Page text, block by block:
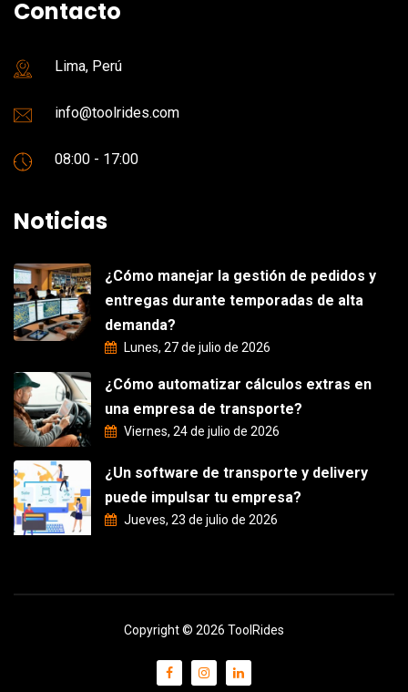
Contacto
Lima, Perú
info@toolrides.com
08:00 - 17:00
Noticias
¿Cómo manejar la gestión de pedidos y
entregas durante temporadas de alta
demanda?
Lunes, 27 de julio de 2026
¿Cómo automatizar cálculos extras en
una empresa de transporte?
Viernes, 24 de julio de 2026
¿Un software de transporte y delivery
puede impulsar tu empresa?
Jueves, 23 de julio de 2026
Copyright © 2026 ToolRides